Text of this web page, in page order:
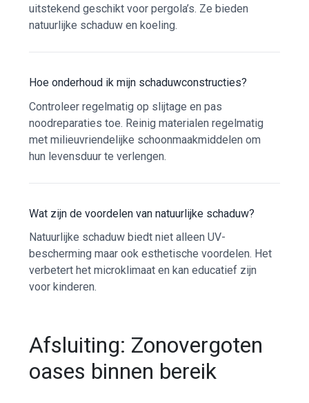
uitstekend geschikt voor pergola’s. Ze bieden
natuurlijke schaduw en koeling.
Hoe onderhoud ik mijn schaduwconstructies?
Controleer regelmatig op slijtage en pas
noodreparaties toe. Reinig materialen regelmatig
met milieuvriendelijke schoonmaakmiddelen om
hun levensduur te verlengen.
Wat zijn de voordelen van natuurlijke schaduw?
Natuurlijke schaduw biedt niet alleen UV-
bescherming maar ook esthetische voordelen. Het
verbetert het microklimaat en kan educatief zijn
voor kinderen.
Afsluiting: Zonovergoten
oases binnen bereik